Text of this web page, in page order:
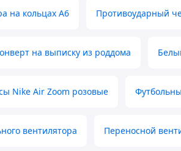
на кольцах А6 Противоударный
на выписку из роддома
Nike Air Zoom розовые
вентилятора Переносной